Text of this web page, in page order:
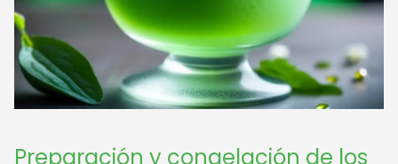
Preparación y congelación de los